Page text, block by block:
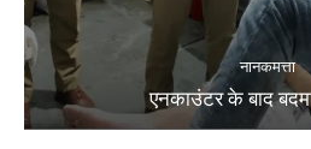
नानकमत्ता
एनकाउंटर के बाद